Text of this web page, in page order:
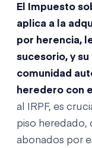
El Impuesto
aplica a la
por herencia,
sucesorio, y
comunidad
heredero con
al IRPF, es
piso heredado,
abonados por